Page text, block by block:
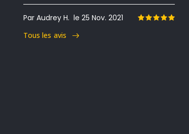
Par Audrey H. le 25 Nov. 2021
Tous les avis